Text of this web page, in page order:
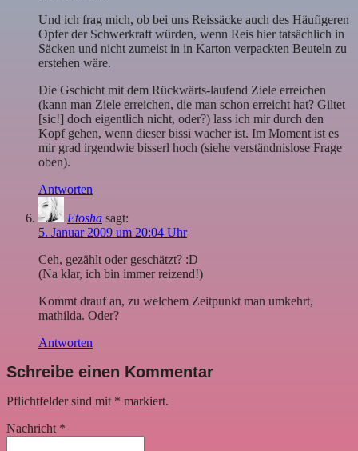
Und ich frag mich, ob bei uns Reissäcke auch des Häufigeren
Opfer der Schwerkraft würden, wenn Reis hier tatsächlich in
Säcken und nicht zumeist in in Karton verpackten Beuteln zu
erstehen wäre.
Die Gschicht mit dem Rückwärts-laufend Ziele erreichen
(kann man Ziele erreichen, die man schon erreicht hat? Giltet
[sic!] doch eigentlich nicht, oder?) lass ich mir durch den
Kopf gehen, wenn dieser bissi wacher ist. Im Moment ist es
mir grad irgendwie bisserl hoch (siehe verständnislose Frage
oben).
Antworten
Etosha sagt:
5. Januar 2009 um 20:04 Uhr
Ceh, gezählt oder geschätzt? :D
(Na klar, ich bin immer reizend!)
Kommt drauf an, zu welchem Zeitpunkt man umkehrt,
mathilda. Oder?
Antworten
Schreibe einen Kommentar
Pflichtfelder sind mit * markiert.
Nachricht *